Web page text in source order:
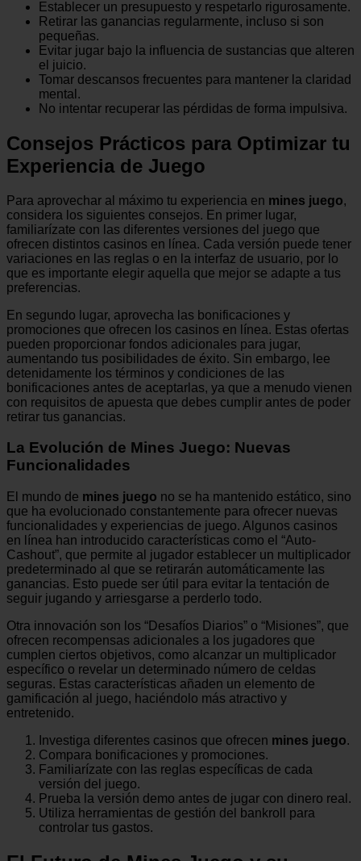
Establecer un presupuesto y respetarlo rigurosamente.
Retirar las ganancias regularmente, incluso si son
pequeñas.
Evitar jugar bajo la influencia de sustancias que alteren
el juicio.
Tomar descansos frecuentes para mantener la claridad
mental.
No intentar recuperar las pérdidas de forma impulsiva.
Consejos Prácticos para Optimizar tu
Experiencia de Juego
Para aprovechar al máximo tu experiencia en mines juego,
considera los siguientes consejos. En primer lugar,
familiarízate con las diferentes versiones del juego que
ofrecen distintos casinos en línea. Cada versión puede tener
variaciones en las reglas o en la interfaz de usuario, por lo
que es importante elegir aquella que mejor se adapte a tus
preferencias.
En segundo lugar, aprovecha las bonificaciones y
promociones que ofrecen los casinos en línea. Estas ofertas
pueden proporcionar fondos adicionales para jugar,
aumentando tus posibilidades de éxito. Sin embargo, lee
detenidamente los términos y condiciones de las
bonificaciones antes de aceptarlas, ya que a menudo vienen
con requisitos de apuesta que debes cumplir antes de poder
retirar tus ganancias.
La Evolución de Mines Juego: Nuevas
Funcionalidades
El mundo de mines juego no se ha mantenido estático, sino
que ha evolucionado constantemente para ofrecer nuevas
funcionalidades y experiencias de juego. Algunos casinos
en línea han introducido características como el “Auto-
Cashout”, que permite al jugador establecer un multiplicador
predeterminado al que se retirarán automáticamente las
ganancias. Esto puede ser útil para evitar la tentación de
seguir jugando y arriesgarse a perderlo todo.
Otra innovación son los “Desafíos Diarios” o “Misiones”, que
ofrecen recompensas adicionales a los jugadores que
cumplen ciertos objetivos, como alcanzar un multiplicador
específico o revelar un determinado número de celdas
seguras. Estas características añaden un elemento de
gamificación al juego, haciéndolo más atractivo y
entretenido.
Investiga diferentes casinos que ofrecen mines juego.
Compara bonificaciones y promociones.
Familiarízate con las reglas específicas de cada
versión del juego.
Prueba la versión demo antes de jugar con dinero real.
Utiliza herramientas de gestión del bankroll para
controlar tus gastos.